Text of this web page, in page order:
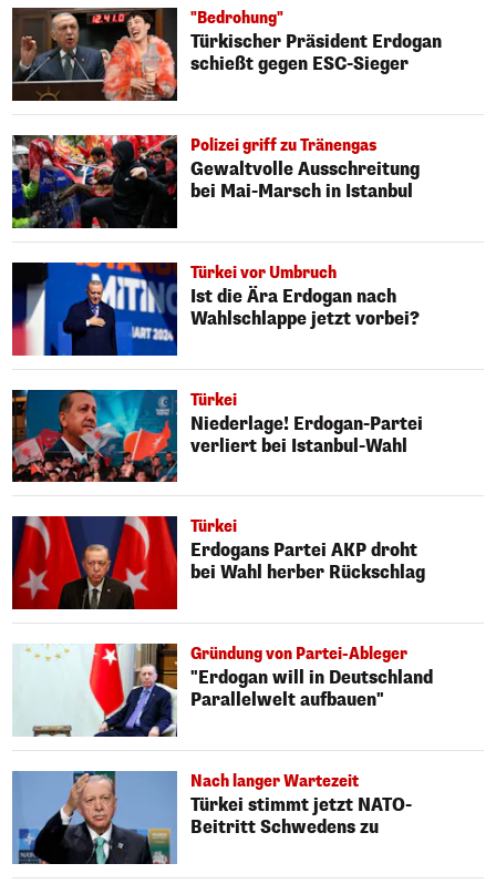
"Bedrohung"
Türkischer Präsident Erdogan
schießt gegen ESC-Sieger
Polizei griff zu Tränengas
Gewaltvolle Ausschreitung
bei Mai-Marsch in Istanbul
Türkei vor Umbruch
Ist die Ära Erdogan nach
Wahlschlappe jetzt vorbei?
Türkei
Niederlage! Erdogan-Partei
verliert bei Istanbul-Wahl
Türkei
Erdogans Partei AKP droht
bei Wahl herber Rückschlag
Gründung von Partei-Ableger
"Erdogan will in Deutschland
Parallelwelt aufbauen"
Nach langer Wartezeit
Türkei stimmt jetzt NATO-
Beitritt Schwedens zu